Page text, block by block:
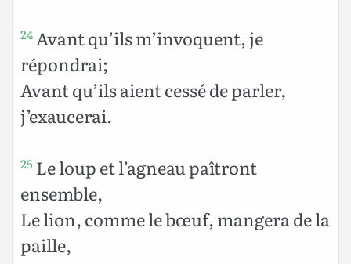
24Avant qu’ils m’invoquent, je
répondrai;
Avant qu’ils aient cessé de parler,
j’exaucerai.
25 Le loup et l’agneau paîtront
ensemble,
Le lion, comme le bœuf, mangera de la
paille,